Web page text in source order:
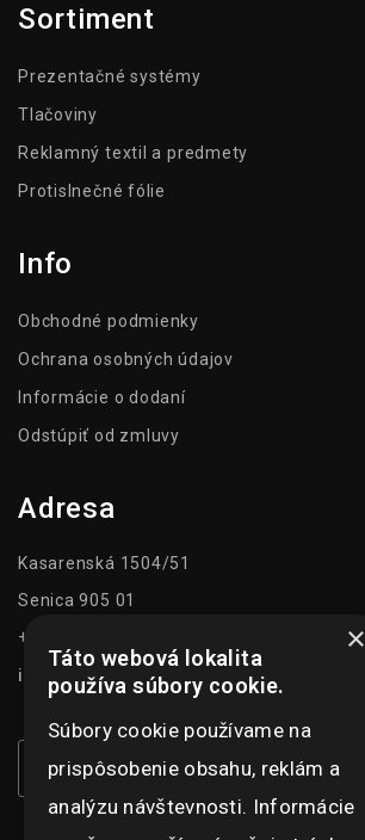
Sortiment
Prezentačné systémy
Tlačoviny
Reklamný textil a predmety
Protislnečné fólie
Info
Obchodné podmienky
Ochrana osobných údajov
Informácie o dodaní
Odstúpiť od zmluvy
Adresa
Kasarenská 1504/51
Senica 905 01
+421 948 073 915
info@ghexpo.sk
×
Táto webová lokalita
používa súbory cookie.
Súbory cookie používame na
prispôsobenie obsahu, reklám a
analýzu návštevnosti. Informácie